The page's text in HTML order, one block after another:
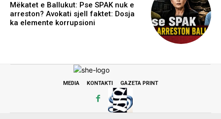
Mëkatet e Ballukut: Pse SPAK nuk e
arreston? Avokati sjell faktet: Dosja
ka elemente korrupsioni
MEDIA KONTAKTI GAZETA PRINT